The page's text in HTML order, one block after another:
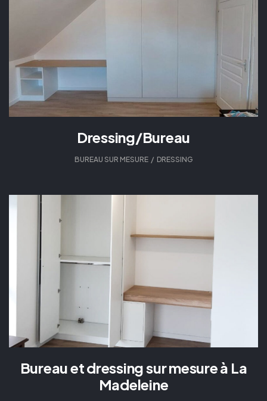
Dressing/Bureau
BUREAU SUR MESURE, DRESSING
Bureau et dressing sur mesure à La
Madeleine